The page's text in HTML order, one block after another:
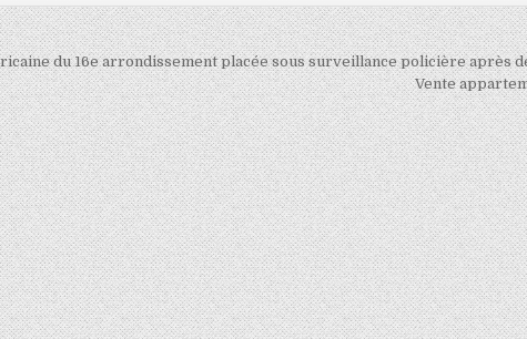
du 16e arrondissement placée sous surveillance policière après
Vente